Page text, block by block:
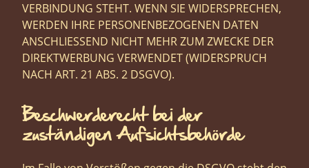
VERBINDUNG STEHT. WENN SIE WIDERSPRECHEN,
WERDEN IHRE PERSONENBEZOGENEN DATEN
ANSCHLIESSEND NICHT MEHR ZUM ZWECKE DER
DIREKTWERBUNG VERWENDET (WIDERSPRUCH
NACH ART. 21 ABS. 2 DSGVO).
Beschwerde­recht bei der
zuständigen Aufsichts­behörde